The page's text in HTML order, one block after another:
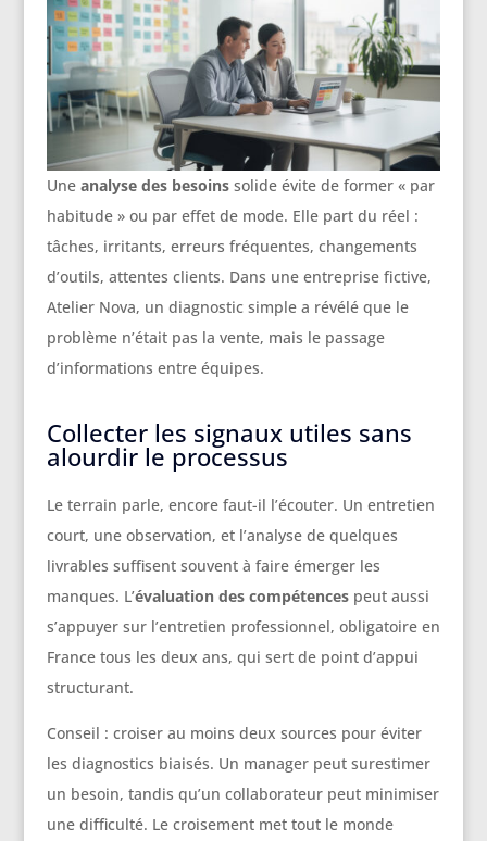
Une analyse des besoinssolide évite de former « par
habitude » ou par effet de mode. Elle part du réel :
tâches, irritants, erreurs fréquentes, changements
d’outils, attentes clients. Dans une entreprise fictive,
Atelier Nova, un diagnostic simple a révélé que le
problème n’était pas la vente, mais le passage
d’informations entre équipes.
Collecter les signaux utiles sans
alourdir le processus
Le terrain parle, encore faut-il l’écouter. Un entretien
court, une observation, et l’analyse de quelques
livrables suffisent souvent à faire émerger les
manques. L’évaluation des compétencespeut aussi
s’appuyer sur l’entretien professionnel, obligatoire en
France tous les deux ans, qui sert de point d’appui
structurant.
Conseil : croiser au moins deux sources pour éviter
les diagnostics biaisés. Un manager peut surestimer
un besoin, tandis qu’un collaborateur peut minimiser
une difficulté. Le croisement met tout le monde